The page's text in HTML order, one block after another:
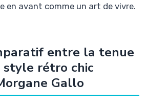
en avant comme un art de vivre.
entre la tenue
rétro chic
Gallo